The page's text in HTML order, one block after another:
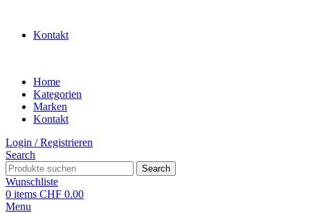
Kontakt
Home
Kategorien
Marken
Kontakt
Login / Registrieren
Search
Search
Wunschliste
0 items CHF 0.00
Menu